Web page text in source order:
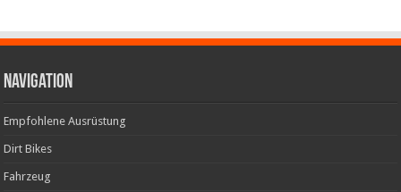
Navigation
Empfohlene Ausrüstung
Dirt Bikes
Fahrzeug